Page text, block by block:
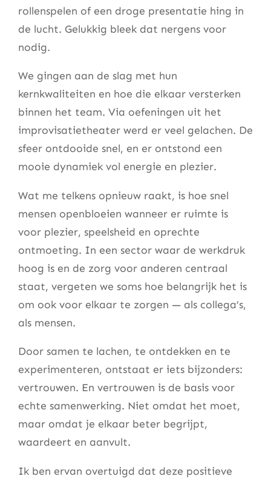
rollenspelen of een droge presentatie hing in
de lucht. Gelukkig bleek dat nergens voor
nodig.
We gingen aan de slag met hun
kernkwaliteiten en hoe die elkaar versterken
binnen het team. Via oefeningen uit het
improvisatietheater werd er veel gelachen. De
sfeer ontdooide snel, en er ontstond een
mooie dynamiek vol energie en plezier.
Wat me telkens opnieuw raakt, is hoe snel
mensen openbloeien wanneer er ruimte is
voor plezier, speelsheid en oprechte
ontmoeting. In een sector waar de werkdruk
hoog is en de zorg voor anderen centraal
staat, vergeten we soms hoe belangrijk het is
om ook voor elkaar te zorgen — als collega’s,
als mensen.
Door samen te lachen, te ontdekken en te
experimenteren, ontstaat er iets bijzonders:
vertrouwen. En vertrouwen is de basis voor
echte samenwerking. Niet omdat het moet,
maar omdat je elkaar beter begrijpt,
waardeert en aanvult.
Ik ben ervan overtuigd dat deze positieve